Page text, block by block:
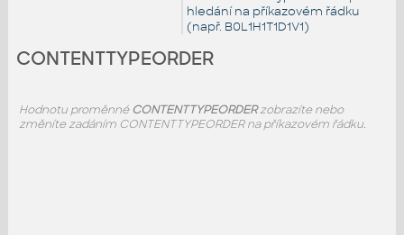
hledání na příkazovém řádku
(např. B0L1H1T1D1V1)
CONTENTTYPEORDER
Hodnotu proměnné CONTENTTYPEORDERzobrazíte nebo
změníte zadáním CONTENTTYPEORDER na příkazovém řádku.